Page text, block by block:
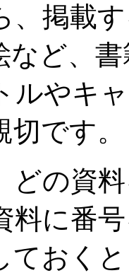
、掲載
など、
ルやキ
です。
どの資
料に番
ておく